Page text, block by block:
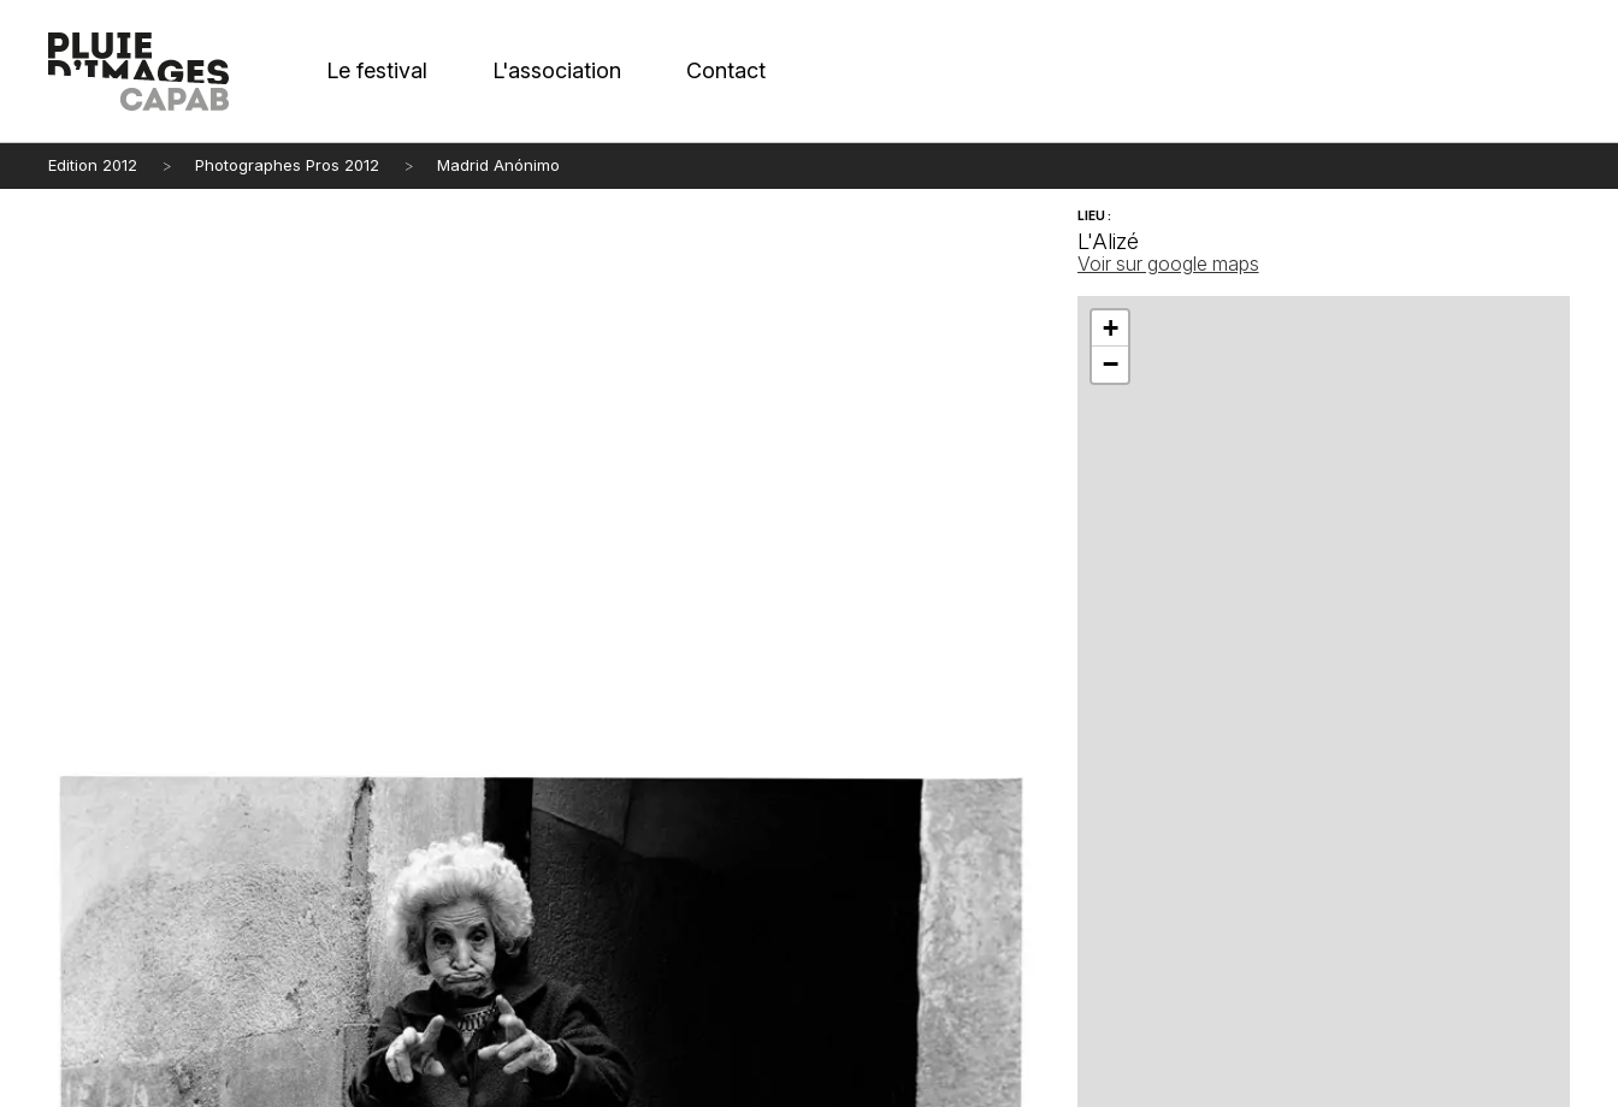
Le festival L'association Contact
Edition 2012 Photographes Pros 2012 Madrid Anónimo
LIEU :
L'Alizé
Voir sur google maps
+
−